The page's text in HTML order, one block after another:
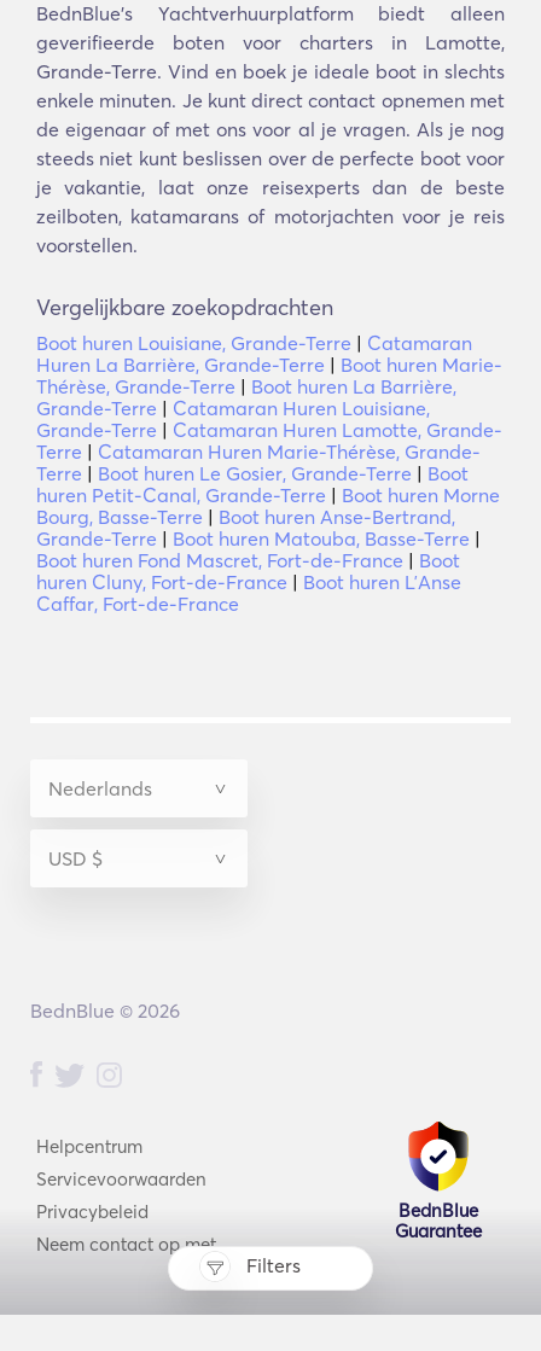
Filters
BednBlue's Yachtverhuurplatform biedt alleen
geverifieerde boten voor charters in Lamotte,
Grande-Terre. Vind en boek je ideale boot in slechts
enkele minuten. Je kunt direct contact opnemen met
de eigenaar of met ons voor al je vragen. Als je nog
steeds niet kunt beslissen over de perfecte boot voor
je vakantie, laat onze reisexperts dan de beste
zeilboten, katamarans of motorjachten voor je reis
voorstellen.
Vergelijkbare zoekopdrachten
Boot huren Louisiane, Grande-Terre | Catamaran
Huren La Barrière, Grande-Terre | Boot huren Marie-
Thérèse, Grande-Terre | Boot huren La Barrière,
Grande-Terre | Catamaran Huren Louisiane,
Grande-Terre | Catamaran Huren Lamotte, Grande-
Terre | Catamaran Huren Marie-Thérèse, Grande-
Terre | Boot huren Le Gosier, Grande-Terre | Boot
huren Petit-Canal, Grande-Terre | Boot huren Morne
Bourg, Basse-Terre | Boot huren Anse-Bertrand,
Grande-Terre | Boot huren Matouba, Basse-Terre |
Boot huren Fond Mascret, Fort-de-France | Boot
huren Cluny, Fort-de-France | Boot huren LʼAnse
Caffar, Fort-de-France
Helpcentrum
Servicevoorwaarden
Privacybeleid
Neem contact op met
BednBlue
Guarantee
BednBlue © 2026